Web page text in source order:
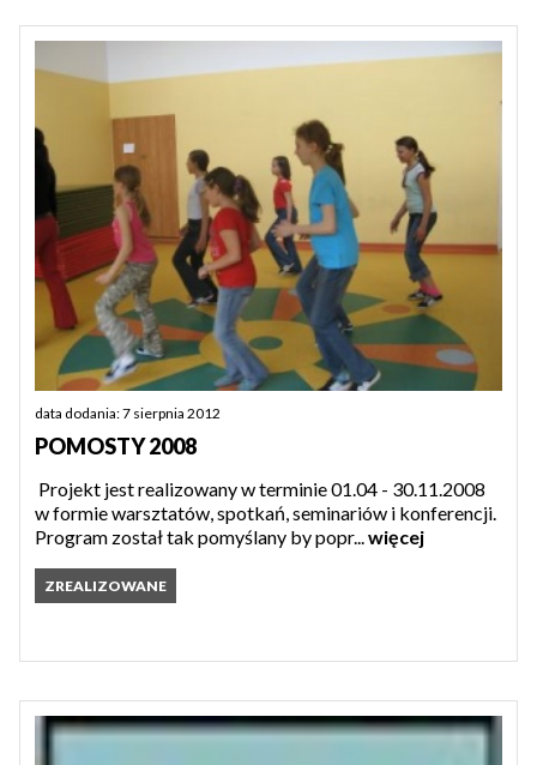
data dodania: 7 sierpnia 2012
POMOSTY 2008
Projekt jest realizowany w terminie 01.04 - 30.11.2008
w formie warsztatów, spotkań, seminariów i konferencji.
Program został tak pomyślany by popr...więcej
ZREALIZOWANE